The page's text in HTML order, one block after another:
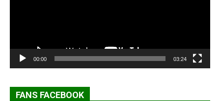
00:00 03:24
FANS FACEBOOK